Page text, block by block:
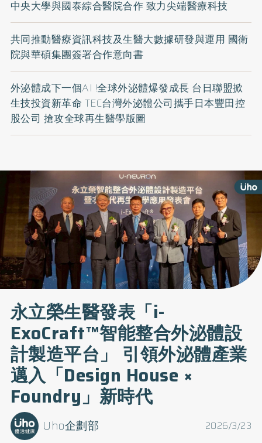
中央大學與國泰綜合醫院合作 致力尖端醫療科技
共同推動醫療資訊科技及生醫大數據研發與運用 國衛
院與華碩集團簽署合作意向書
外泌體成下一個AI !全球外泌體爆發成長 台日聯盟掀
生技投資新革命 TEC台灣外泌體公司攜手日本豐田控
股公司 搶攻全球再生醫學版圖
永立榮生醫發表「i-
ExoCraft™智能整合外泌體設
計製造平台」 引領外泌體產業
邁入「Design House ×
Foundry」新時代
2026/3/23
Uho企劃部